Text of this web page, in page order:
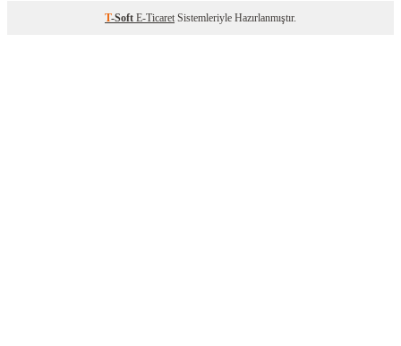
T-Soft E-Ticaret Sistemleriyle Hazırlanmıştır.